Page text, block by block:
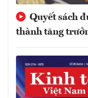
Quyết sách
thành tăng